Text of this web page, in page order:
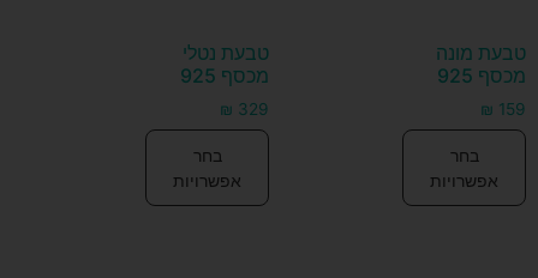
טבעת מונה
מכסף 925
₪ 159
בחר
אפשרויות
טבעת נטלי
מכסף 925
₪ 329
בחר
אפשרויות